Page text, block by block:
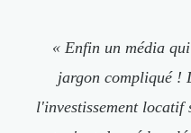
« Enfin un média
jargon compliqué !
l'investissement